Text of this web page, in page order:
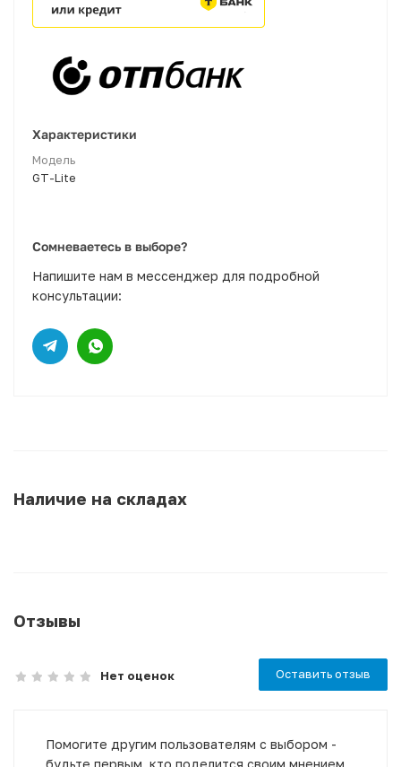
Характеристики
Модель
GT-Lite
Сомневаетесь в выборе?
Напишите нам в мессенджер для подробной
консультации:
Наличие на складах
Отзывы
Нет оценок Оставить отзыв
Помогите другим пользователям с выбором -
будьте первым, кто поделится своим мнением